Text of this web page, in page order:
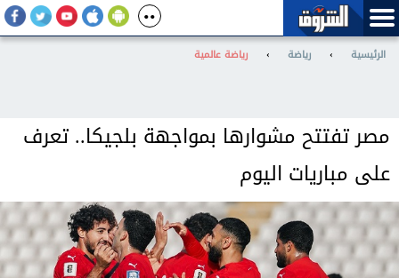
الرئيسية › رياضة › رياضة عالمية
مصر تفتتح مشوارها بمواجهة بلجيكا.. تعرف
على مباريات اليوم